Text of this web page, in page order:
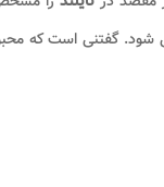
گفتنی است که